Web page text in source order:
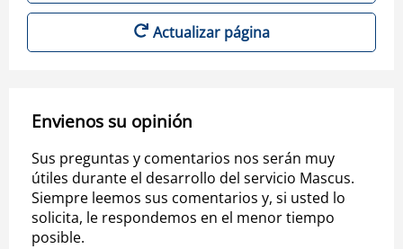
Actualizar página
Envienos su opinión
Sus preguntas y comentarios nos serán muy
útiles durante el desarrollo del servicio Mascus.
Siempre leemos sus comentarios y, si usted lo
solicita, le respondemos en el menor tiempo
posible.